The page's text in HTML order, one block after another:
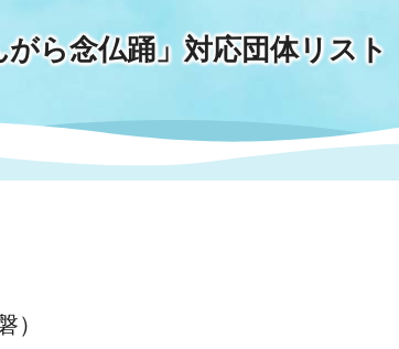
地域福祉
ら念仏踊」対応団体リスト
）